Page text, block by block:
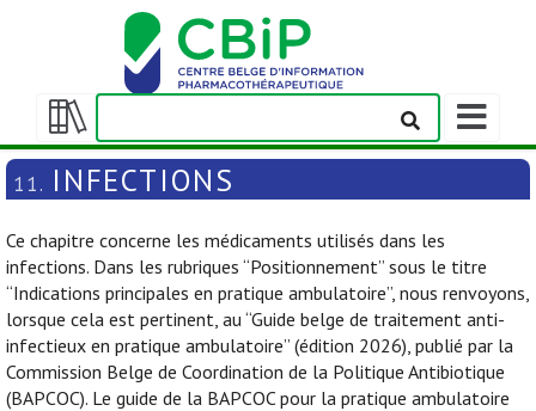
Afficher/masquer
la
table
matières
Afficher/
la
barre
navigation
11. INFECTIONS
Ce chapitre concerne les médicaments utilisés dans les
infections. Dans les rubriques “Positionnement” sous le titre
“Indications principales en pratique ambulatoire”, nous renvoyons,
lorsque cela est pertinent, au “Guide belge de traitement anti-
infectieux en pratique ambulatoire” (édition 2026), publié par la
Commission Belge de Coordination de la Politique Antibiotique
(BAPCOC). Le guide de la BAPCOC pour la pratique ambulatoire